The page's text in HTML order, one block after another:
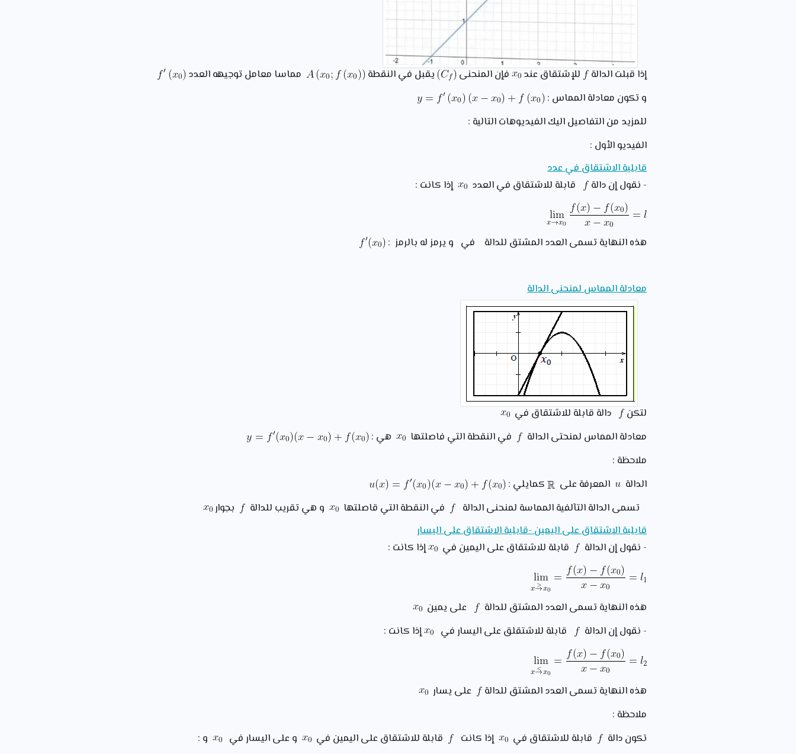
إذا قبلت الدالة للإشتقاق عند فإن المنحنى يقبل في النقطة
مماسا معامل توجيهه العدد
و تكون معادلة المماس :
للمزيد من التفاصيل اليك الفيديوهات التالية :
الفيديو الأول :
قابلية الاشتقاق في عدد
- نقول إن دالة
قابلة للاشتقاق في العدد إذا كانت :
هذه النهاية تسمى العدد المشتق للدالة في و يرمز له بالرمز :
معادلة المماس لمنحنى الدالة
لتكن
دالة قابلة للاشتقاق في
معادلة المماس لمنحتى الدالة
في النقطة التي فاصلتها
هي :
ملاحظة :
الدالة
المعرفة على
كمايلي :
تسمى الدالة التآلفية المماسة لمنحنى الدالة
في النقطة التي قاصلتها و هي تقريب للدالة
بجوار
قابلية الاشتقاق على اليمين -قابلية الاشتقاق على اليسار
- نقول إن الدالة
قابلة للاشتقاق على اليمين في إذا كانت :
هذه النهاية تسمى العدد المشتق للدالة
على يمين
- نقول إن الدالة
قابلة للاشتقلق على اليسار في إذا كانت :
هذه النهاية تسمى العدد المشتق للدالة
على يسار
ملاحظة :
تكون دالة
قابلة للاشتقاق في إذا كانت قابلة للاشتقاق على اليمين في و على اليسار في و :